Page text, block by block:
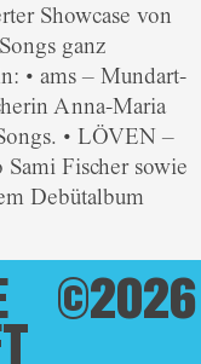
Showcase von
ganz
• ams – Mundart-
Anna-Maria
• LÖVEN –
Sami Fischer sowie
Debütalbum
©2026